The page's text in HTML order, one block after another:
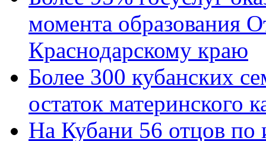
момента образования
Краснодарскому краю
Более 300 кубанских
остаток материнского
На Кубани 56 отцов по